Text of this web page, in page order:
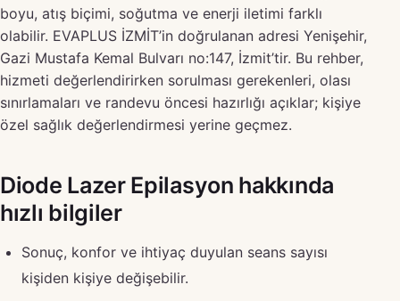
boyu, atış biçimi, soğutma ve enerji iletimi farklı
olabilir. EVAPLUS İZMİT’in doğrulanan adresi Yenişehir,
Gazi Mustafa Kemal Bulvarı no:147, İzmit’tir. Bu rehber,
hizmeti değerlendirirken sorulması gerekenleri, olası
sınırlamaları ve randevu öncesi hazırlığı açıklar; kişiye
özel sağlık değerlendirmesi yerine geçmez.
Diode Lazer Epilasyon hakkında
hızlı bilgiler
Sonuç, konfor ve ihtiyaç duyulan seans sayısı
kişiden kişiye değişebilir.